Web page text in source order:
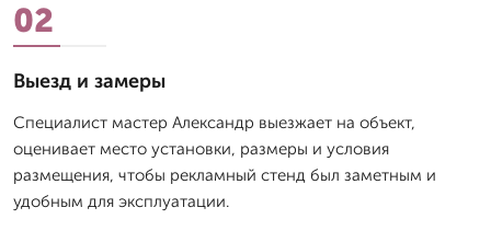
02
Выезд и замеры
Специалист мастер Александр выезжает на объект,
оценивает место установки, размеры и условия
размещения, чтобы рекламный стенд был заметным и
удобным для эксплуатации.